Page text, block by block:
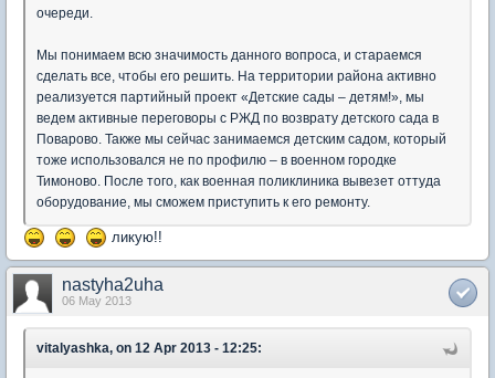
очереди.
Мы понимаем всю значимость данного вопроса, и стараемся
сделать все, чтобы его решить. На территории района активно
реализуется партийный проект «Детские сады – детям!», мы
ведем активные переговоры с РЖД по возврату детского сада в
Поварово. Также мы сейчас занимаемся детским садом, который
тоже использовался не по профилю – в военном городке
Тимоново. После того, как военная поликлиника вывезет оттуда
оборудование, мы сможем приступить к его ремонту.
ликую!!
nastyha2uha
06 May 2013
vitalyashka, on 12 Apr 2013 - 12:25: